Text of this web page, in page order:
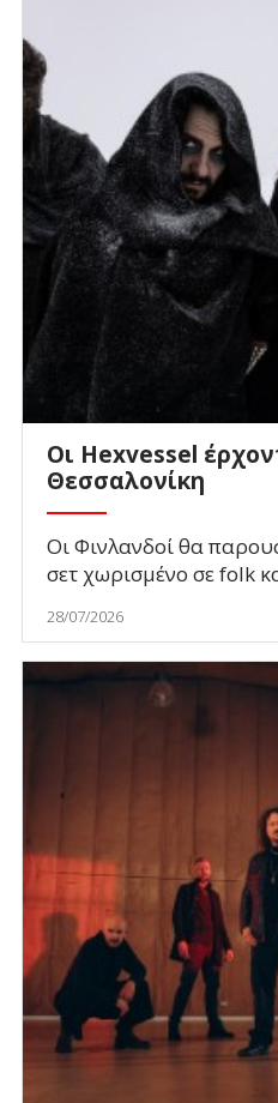
Οι Hexvessel
Θεσσαλονίκη
Οι Φινλανδοί θα
σετ χωρισμένο σε folk
28/07/2026